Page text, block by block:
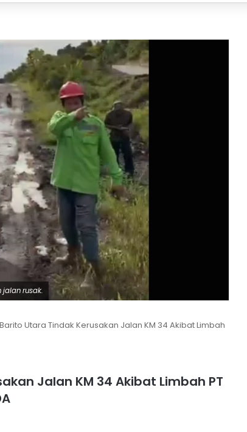
jalan rusak.
Barito Utara Tindak Kerusakan Jalan KM 34 Akibat Limbah
Jalan KM 34 Akibat Limbah PT